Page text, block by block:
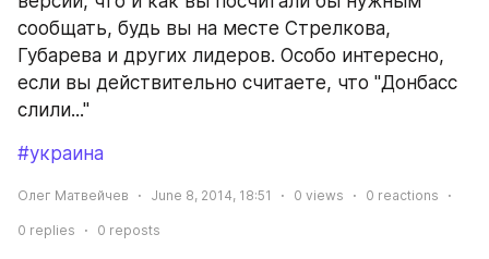
сообщать, будь вы на месте Стрелкова,
Губарева и других лидеров. Особо интересно,
если вы действительно считаете, что "Донбасс
слили..."
#украина
Олег Матвейчев June 8, 2014, 18:51 0 views 0 reactions
0 replies 0 reposts